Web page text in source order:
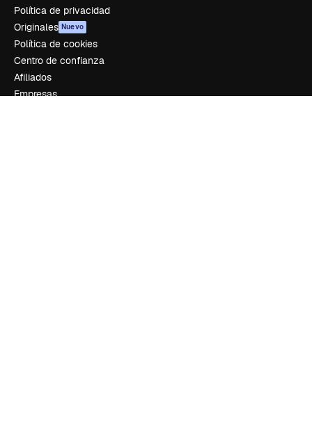
Política de privacidad
Originales Nuevo
Política de cookies
Centro de confianza
Afiliados
Empresas